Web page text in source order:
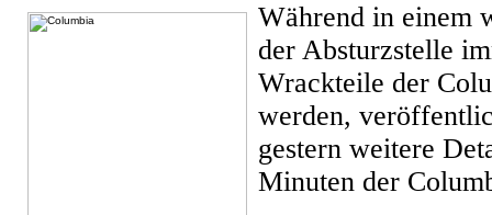
Während in einem
der Absturzstelle
Wrackteile der
werden,
gestern weitere
Minuten der